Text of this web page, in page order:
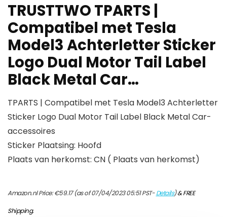
TRUSTTWO TPARTS |
Compatibel met Tesla
Model3 Achterletter Sticker
Logo Dual Motor Tail Label
Black Metal Car…
TPARTS | Compatibel met Tesla Model3 Achterletter
Sticker Logo Dual Motor Tail Label Black Metal Car-
accessoires
Sticker Plaatsing: Hoofd
Plaats van herkomst: CN ( Plaats van herkomst)
Amazon.nl Price:€59.17(as of 07/04/2023 05:51 PST-Details)&FREE
Shipping.